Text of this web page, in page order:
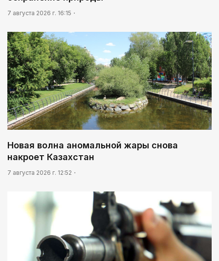
7 августа 2026 г. 16:15
Новая волна аномальной жары снова
накроет Казахстан
7 августа 2026 г. 12:52